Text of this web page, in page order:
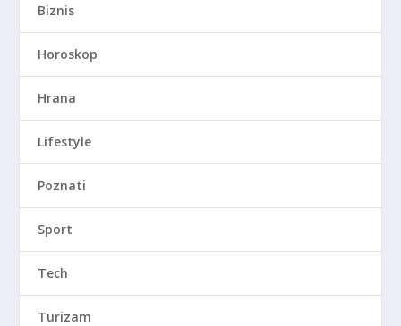
Biznis
Horoskop
Hrana
Lifestyle
Poznati
Sport
Tech
Turizam